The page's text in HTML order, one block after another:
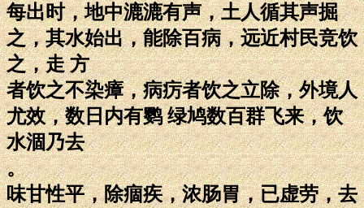
每出时，地中漉漉有声，土人循其声掘
之，其水始出，能除百病，远近村民竞饮
之，走 方
者饮之不染瘴，病疠者饮之立除，外境人
尤效，数日内有鹦 绿鸠数百群飞来，饮
水涸乃去
。
味甘性平，除痼疾，浓肠胃，已虚劳，去